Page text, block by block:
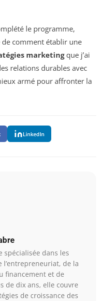
le programme,
de comment établir une
marketingque j’ai
relations durables avec
armé pour affronter la
LinkedIn
spécialisée dans les
l’entrepreneuriat, de la
financement et de
de dix ans, elle couvre
de croissance des